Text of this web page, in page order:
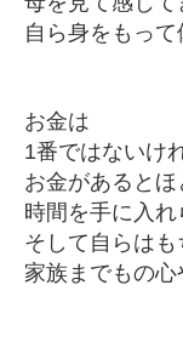
自ら身をもって
お金は
1番ではないけ
お金があるとほ
時間を手に入れ
そして自らはも
家族までもの心